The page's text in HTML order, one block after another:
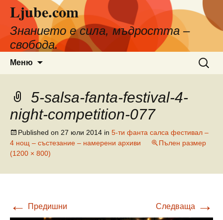
съдържанието
Ljube.com
Знанието е сила, мъдростта –
свобода.
Меню
за:
5-salsa-fanta-festival-4-
night-competition-077
Published on 27 юли 2014 in 5-ти фанта салса фестивал –
4 нощ – състезание – намерени архиви
Пълен размер
(1200 × 800)
← Предишни Следваща →